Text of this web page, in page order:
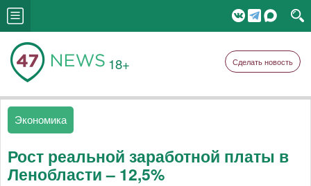
18+ Сделать новость
Экономика
Рост реальной заработной платы в
Ленобласти – 12,5%